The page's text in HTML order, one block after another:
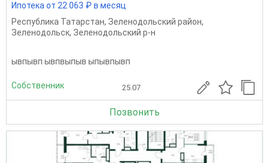
Ипотека от 22 063 ₽ в месяц
Республика Татарстан, Зеленодольский район,
Зеленодольск, Зеленодольский р-н
ывпывп ывпвыпыв ыпывпывп
Собственник 25.07
Позвонить